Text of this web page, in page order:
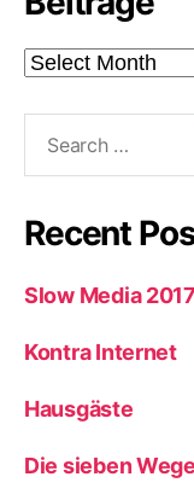
Beiträge
Recent
Slow Media 2017
Kontra Internet
Hausgäste
Die sieben